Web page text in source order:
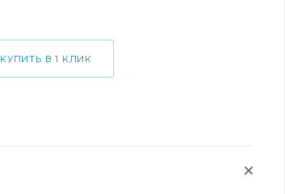
КУПИТЬ В 1 КЛИК